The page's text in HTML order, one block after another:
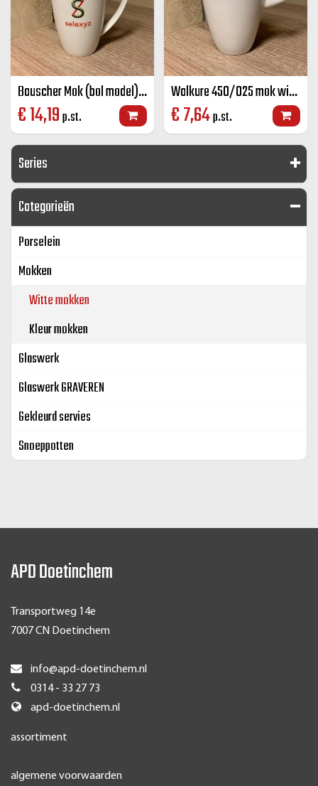
Series
Categorieën
Porselein
Mokken
Witte mokken
Kleur mokken
Glaswerk
Glaswerk GRAVEREN
Gekleurd servies
Snoeppotten
Bauscher Mok (bol model) wit 28 cl
€14,19p.st.
Walkure 450/025 mok wit 25 cl
€7,64p.st.
APD Doetinchem
Transportweg 14e
7007 CN Doetinchem
info@apd-doetinchem.nl
0314 - 33 27 73
apd-doetinchem.nl
assortiment
algemene voorwaarden